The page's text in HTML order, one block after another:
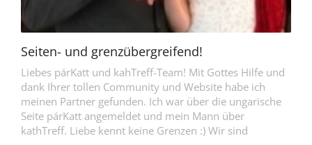
Seiten- und grenzübergreifend!
Liebes párKatt und kahTreff-Team! Mit Gottes Hilfe und
dank Ihrer tollen Community und Website habe ich
meinen Partner gefunden. Ich war über die ungarische
Seite párKatt angemeldet und mein Mann über
kathTreff. Liebe kennt keine Grenzen :) Wir sind